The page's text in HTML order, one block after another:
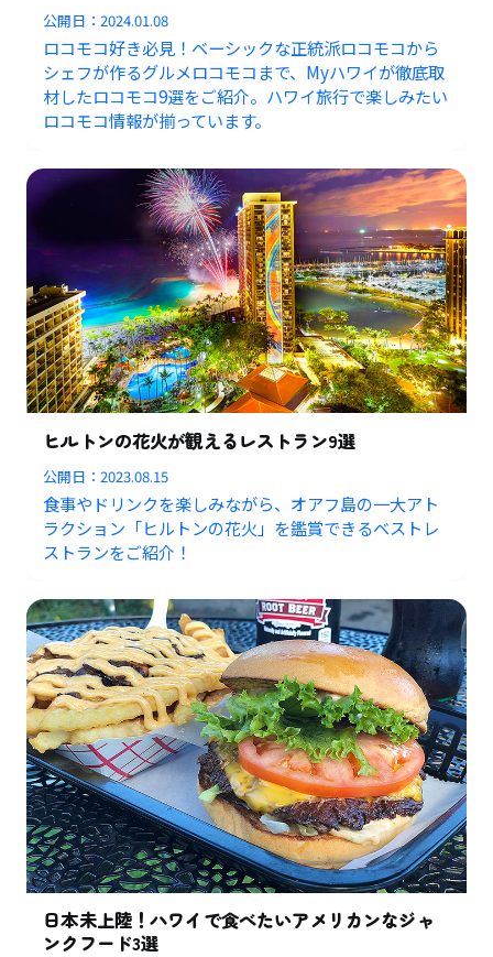
公開日：2024.01.08
ロコモコ好き必見！ベーシックな正統派ロコモコから
シェフが作るグルメロコモコまで、Myハワイが徹底取
材したロコモコ9選をご紹介。ハワイ旅行で楽しみたい
ロコモコ情報が揃っています。
ヒルトンの花火が観えるレストラン9選
公開日：2023.08.15
食事やドリンクを楽しみながら、オアフ島の一大アト
ラクション「ヒルトンの花火」を鑑賞できるベストレ
ストランをご紹介！
日本未上陸！ハワイで食べたいアメリカンなジャ
ンクフード3選